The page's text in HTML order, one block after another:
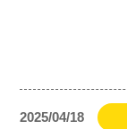
2025/04/18